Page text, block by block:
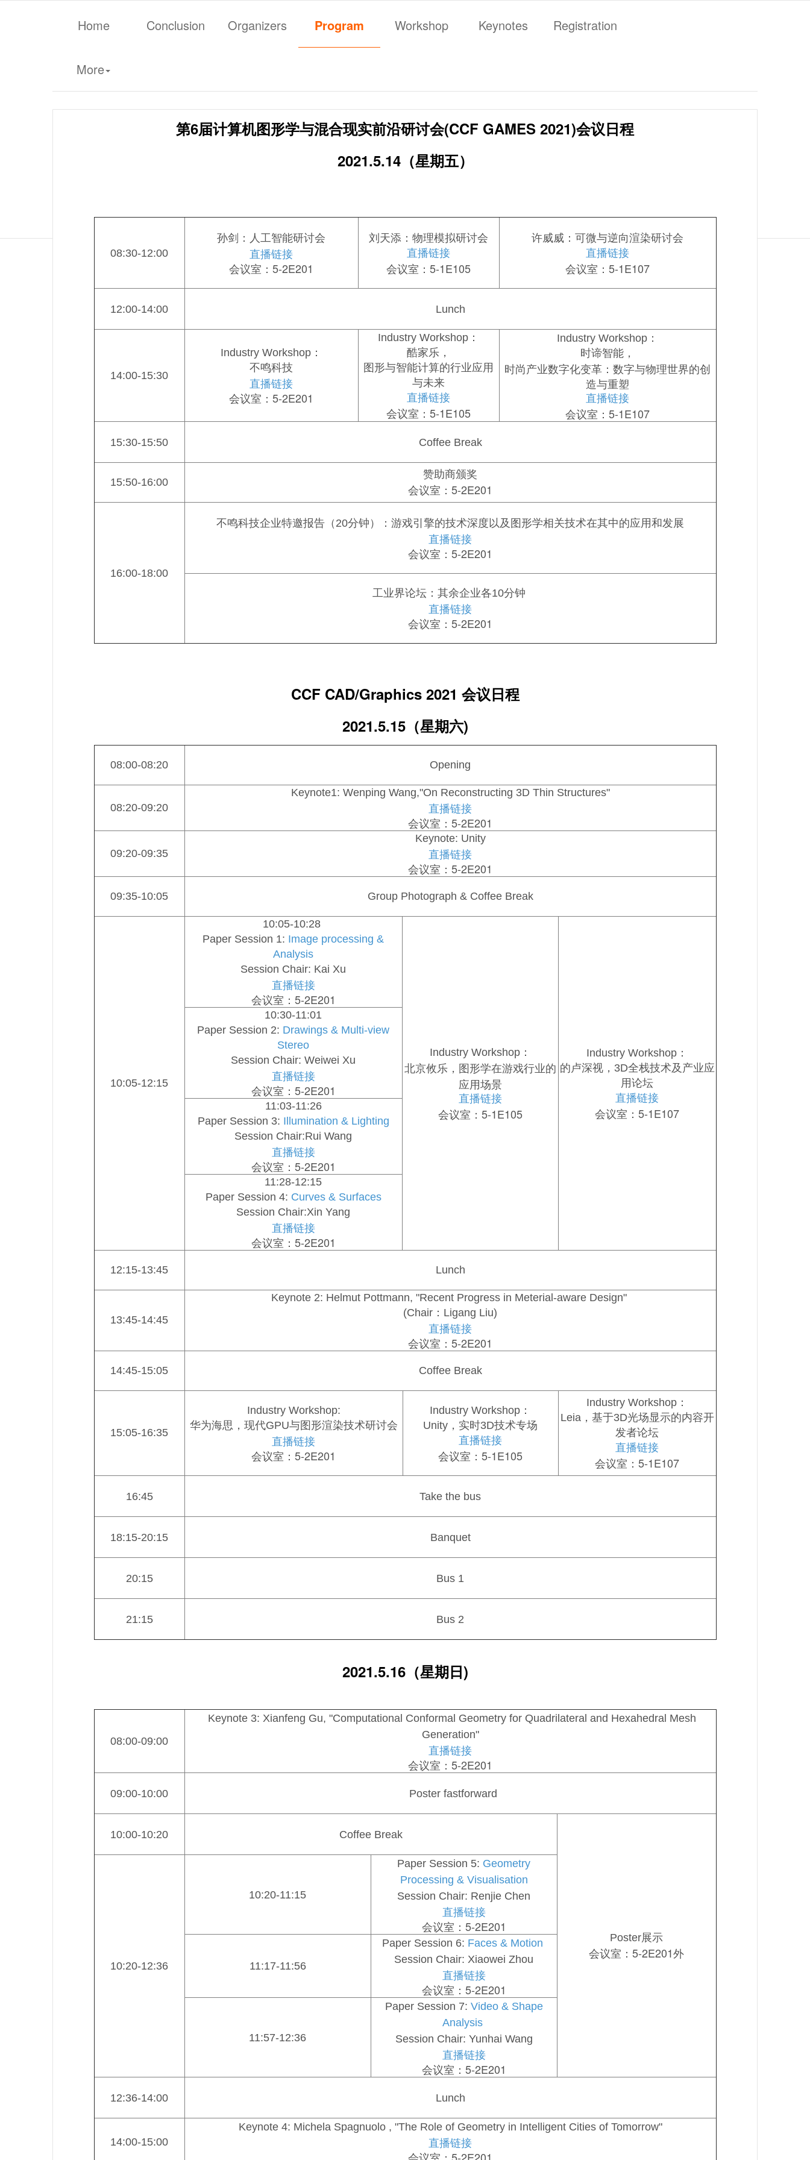
Home Conclusion Organizers Program Workshop Keynotes Registration
More
第6届计算机图形学与混合现实前沿研讨会(CCF GAMES 2021)会议日程
2021.5.14（星期五）
08:30-12:00
孙剑：人工智能研讨会
直播链接
会议室：5-2E201
刘天添：物理模拟研讨会
直播链接
会议室：5-1E105
许威威：可微与逆向渲染研讨会
直播链接
会议室：5-1E107
12:00-14:00 Lunch
14:00-15:30
Industry Workshop：
不鸣科技
直播链接
会议室：5-2E201
Industry Workshop：
酷家乐，
图形与智能计算的行业应用
与未来
直播链接
会议室：5-1E105
Industry Workshop：
时谛智能，
时尚产业数字化变革：数字与物理世界的创
造与重塑
直播链接
会议室：5-1E107
15:30-15:50 Coffee Break
15:50-16:00
赞助商颁奖
会议室：5-2E201
16:00-18:00
不鸣科技企业特邀报告（20分钟） ： 游戏引擎的技术深度以及图形学相关技术在其中的应用和发展
直播链接
会议室：5-2E201
工业界论坛：其余企业各10分钟
直播链接
会议室：5-2E201
CCF CAD/Graphics2021 会议日程
2021.5.15（星期六)
08:00-08:20 Opening
08:20-09:20
Keynote1: Wenping Wang,"On Reconstructing 3D Thin Structures"
直播链接
会议室：5-2E201
09:20-09:35
Keynote: Unity
直播链接
会议室：5-2E201
09:35-10:05 Group Photograph & Coffee Break
10:05-12:15
10:05-10:28
Paper Session 1: Image processing &
Analysis
Session Chair: Kai Xu
直播链接
会议室：5-2E201
Industry Workshop：
北京攸乐， 图形学在游戏行业的
应用场景
直播链接
会议室：5-1E105
Industry Workshop：
的卢深视，3D全栈技术及产业应
用论坛
直播链接
会议室：5-1E107
10:30-11:01
Paper Session 2: Drawings & Multi-view
Stereo
Session Chair: Weiwei Xu
直播链接
会议室：5-2E201
11:03-11:26
Paper Session 3: Illumination & Lighting
Session Chair:Rui Wang
直播链接
会议室：5-2E201
11:28-12:15
Paper Session 4: Curves & Surfaces
Session Chair:Xin Yang
直播链接
会议室：5-2E201
12:15-13:45 Lunch
13:45-14:45
Keynote 2: Helmut Pottmann, "Recent Progress in Meterial-aware Design"
(Chair：Ligang Liu)
直播链接
会议室：5-2E201
14:45-15:05 Coffee Break
15:05-16:35
Industry Workshop:
华为海思，现代GPU与图形渲染技术研讨会
直播链接
会议室：5-2E201
Industry Workshop：
Unity，实时3D技术专场
直播链接
会议室：5-1E105
Industry Workshop：
Leia，基于3D光场显示的内容开
发者论坛
直播链接
会议室：5-1E107
16:45 Take the bus
18:15-20:15 Banquet
20:15 Bus 1
21:15 Bus 2
2021.5.16（星期日)
08:00-09:00
Keynote 3: Xianfeng Gu, "Computational Conformal Geometry for Quadrilateral and Hexahedral Mesh
Generation"
直播链接
会议室：5-2E201
09:00-10:00 Poster fastforward
10:00-10:20 Coffee Break
Poster展示
会议室：5-2E201外
10:20-12:36
10:20-11:15
Paper Session 5: Geometry
Processing & Visualisation
Session Chair: Renjie Chen
直播链接
会议室：5-2E201
11:17-11:56
Paper Session 6: Faces & Motion
Session Chair: Xiaowei Zhou
直播链接
会议室：5-2E201
11:57-12:36
Paper Session 7: Video & Shape
Analysis
Session Chair: Yunhai Wang
直播链接
会议室：5-2E201
12:36-14:00 Lunch
14:00-15:00
Keynote 4: Michela Spagnuolo , "The Role of Geometry in Intelligent Cities of Tomorrow"
直播链接